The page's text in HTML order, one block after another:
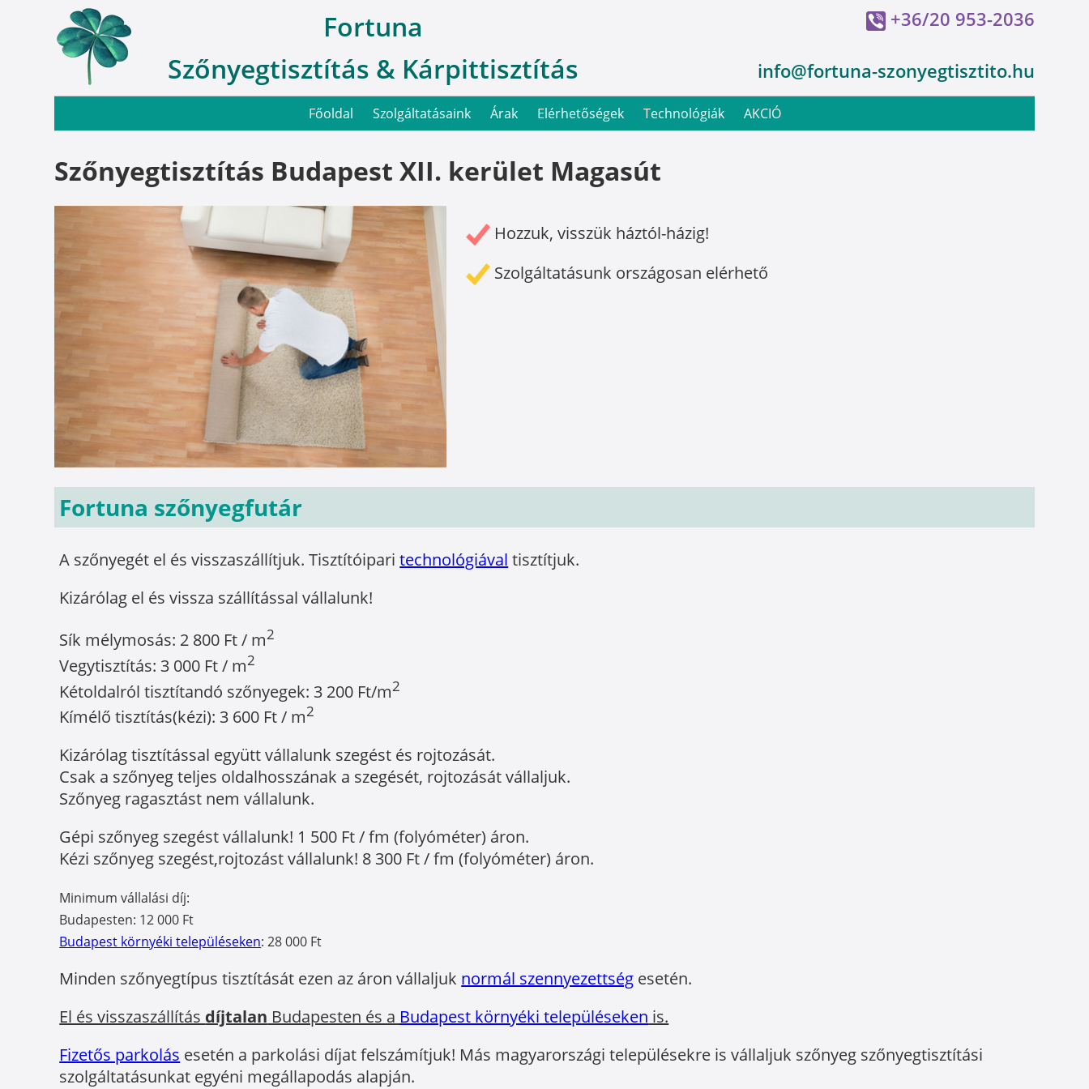
Fortuna
Szőnyegtisztítás & Kárpittisztítás
+36/20 953-2036
info@fortuna-szonyegtisztito.hu
Főoldal Szolgáltatásaink Árak Elérhetőségek Technológiák AKCIÓ
Szőnyegtisztítás Budapest XII. kerület Magasút
Hozzuk, visszük háztól-házig!
Szolgáltatásunk országosan elérhető
Fortuna szőnyegfutár
A szőnyegét el és visszaszállítjuk. Tisztítóiparitechnológiával tisztítjuk.
Kizárólag el és vissza szállítással vállalunk!
Sík mélymosás: 2 800 Ft / m2
Vegytisztítás: 3 000 Ft / m2
Kétoldalról tisztítandó szőnyegek: 3 200 Ft/m2
Kímélő tisztítás(kézi): 3 600 Ft / m2
Kizárólag tisztítással együtt vállalunk szegést és rojtozását.
Csak a szőnyeg teljes oldalhosszának a szegését, rojtozását vállaljuk.
Szőnyeg ragasztást nem vállalunk.
Gépi szőnyeg szegést vállalunk! 1 500 Ft / fm (folyóméter) áron.
Kézi szőnyeg szegést,rojtozást vállalunk! 8 300 Ft / fm (folyóméter) áron.
Minimum vállalási díj:
Budapesten: 12 000 Ft
Budapest környéki településeken: 28 000 Ft
Minden szőnyegtípus tisztítását ezen az áron vállaljuk normál szennyezettség esetén.
El és visszaszállítás díjtalan Budapesten és a Budapest környéki településeken is.
Fizetős parkolás esetén a parkolási díjat felszámítjuk! Más magyarországi településekre is vállaljuk szőnyeg szőnyegtisztítási
szolgáltatásunkat egyéni megállapodás alapján.